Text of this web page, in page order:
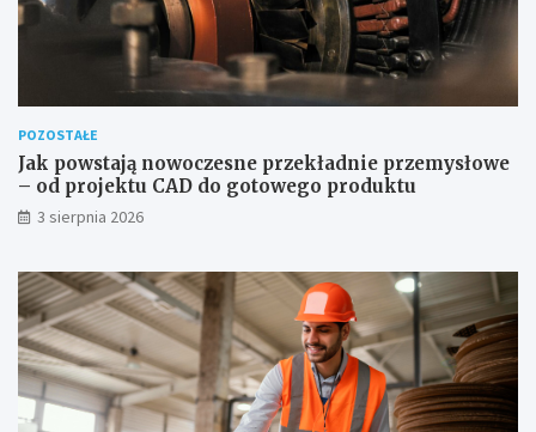
POZOSTAŁE
Jak powstają nowoczesne przekładnie przemysłowe
– od projektu CAD do gotowego produktu
3 sierpnia 2026